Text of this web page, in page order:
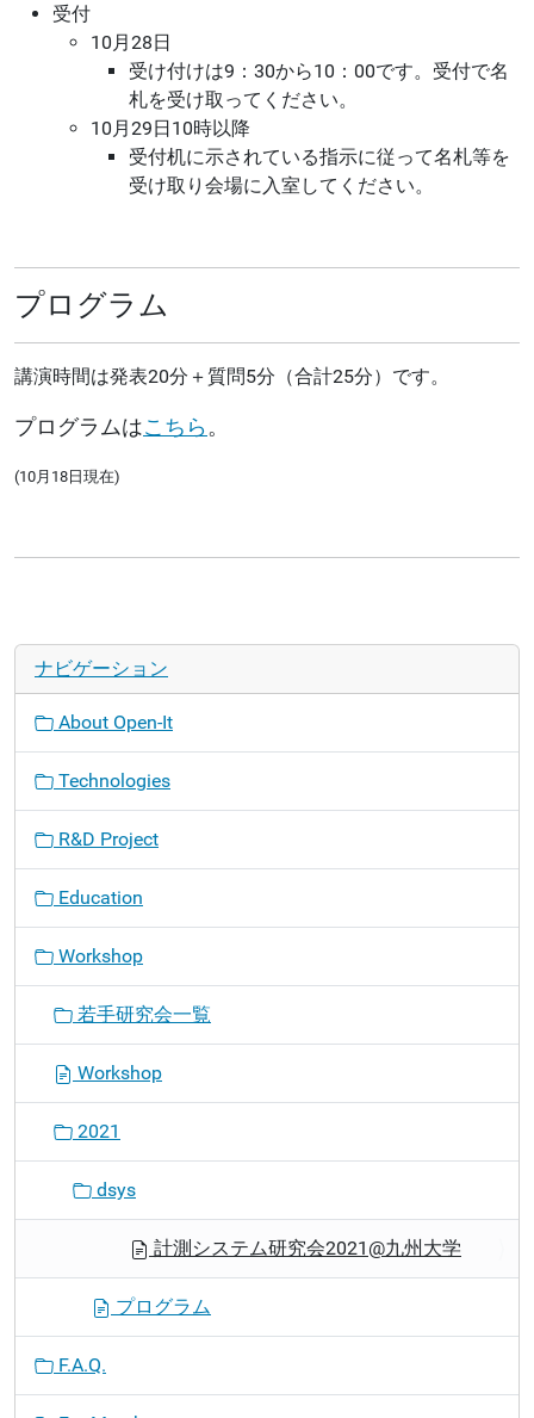
受付
10月28日
受け付けは9：30から10：00です。受付で名
札を受け取ってください。
10月29日10時以降
受付机に示されている指示に従って名札等を
受け取り会場に入室してください。
プログラム
講演時間は発表20分＋質問5分（合計25分）です。
プログラムはこちら。
(10月18日現在)
ナビゲーション
About Open-It
Technologies
R&D Project
Education
Workshop
若手研究会一覧
Workshop
2021
dsys
計測システム研究会2021@九州大学
プログラム
F.A.Q.